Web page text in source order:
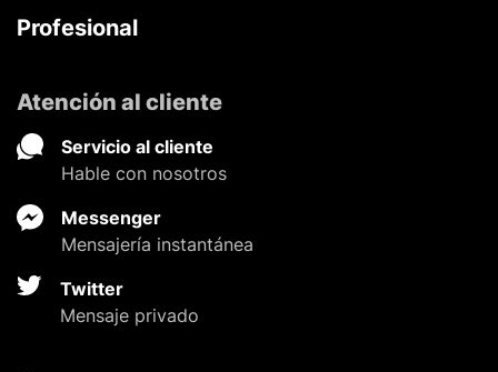
Profesional
Atención al cliente
Servicio al cliente
Hable con nosotros
Messenger
Mensajería instantánea
Twitter
Mensaje privado